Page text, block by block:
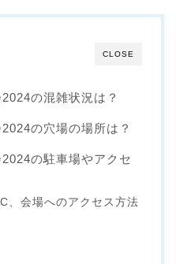
CLOSE
の混雑状況は？
の穴場の場所は？
の駐車場やアクセ
、会場へのアクセス方法